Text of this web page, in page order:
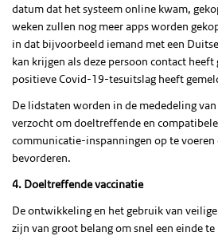
datum dat het systeem online kwam,
weken zullen nog meer apps worden
in dat bijvoorbeeld iemand met een
kan krijgen als deze persoon contact
positieve Covid-19-tesuitslag heeft
De lidstaten worden in de mededeling
verzocht om doeltreffende en
communicatie-inspanningen op te
bevorderen.
4. Doeltreffende vaccinatie
De ontwikkeling en het gebruik van
zijn van groot belang om snel een einde